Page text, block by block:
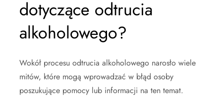
dotyczące odtrucia
alkoholowego?
Wokół procesu odtrucia alkoholowego narosło wiele
mitów, które mogą wprowadzać w błąd osoby
poszukujące pomocy lub informacji na ten temat.